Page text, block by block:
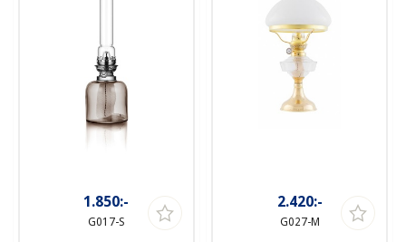
1.850:-
G017-S
2.420:-
G027-M